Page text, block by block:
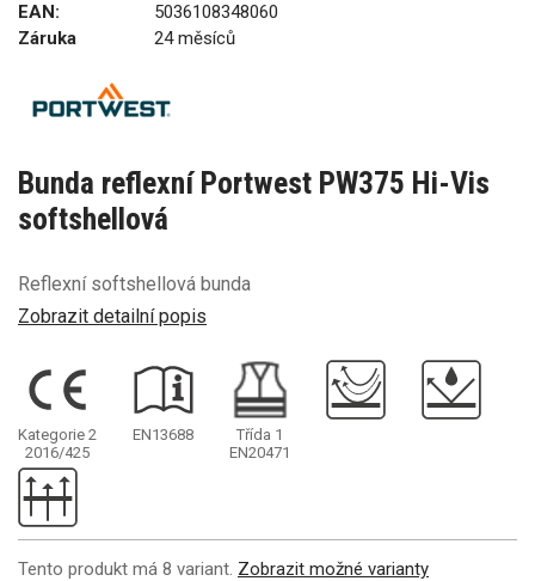
EAN:
5036108348060
Záruka
24 měsíců
Bunda reflexní Portwest PW375 Hi-Vis
softshellová
Reflexní softshellová bunda
Zobrazit detailní popis
Kategorie 2
2016/425
EN13688
Třída 1
EN20471
Tento produkt má 8 variant. Zobrazit možné varianty